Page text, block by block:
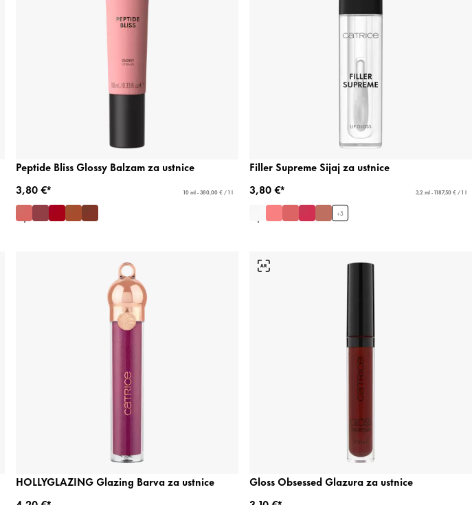
Peptide Bliss Glossy Balzam za ustnice
3,80 €*
10 ml - 380,00 € / 1 l
Filler Supreme Sijaj za ustnice
3,80 €*
3,2 ml - 1187,50 € / 1 l
+5
HOLLYGLAZING Glazing Barva za ustnice
Gloss Obsessed Glazura za ustnice